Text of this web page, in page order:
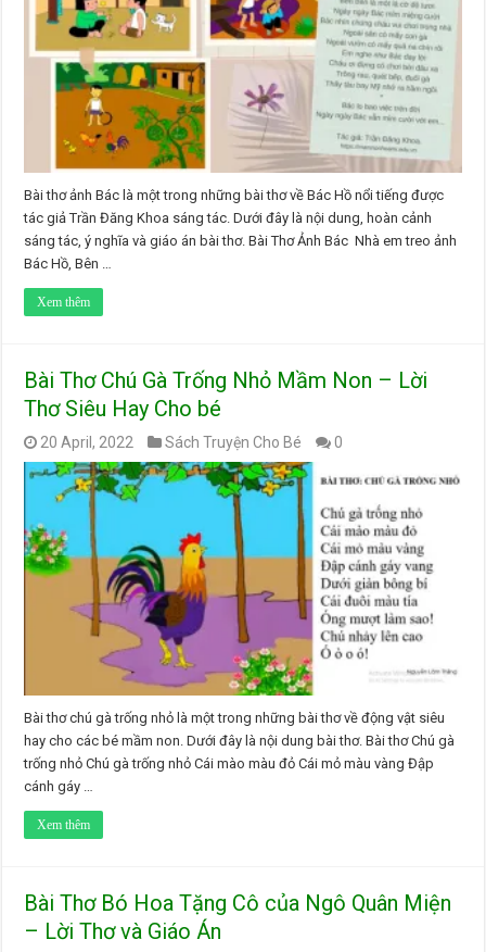
Bài thơ ảnh Bác là một trong những bài thơ về Bác Hồ nổi tiếng được
tác giả Trần Đăng Khoa sáng tác. Dưới đây là nội dung, hoàn cảnh
sáng tác, ý nghĩa và giáo án bài thơ. Bài Thơ Ảnh Bác Nhà em treo ảnh
Bác Hồ, Bên …
Xem thêm
Bài Thơ Chú Gà Trống Nhỏ Mầm Non – Lời
Thơ Siêu Hay Cho bé
20 April, 2022 Sách Truyện Cho Bé 0
Bài thơ chú gà trống nhỏ là một trong những bài thơ về động vật siêu
hay cho các bé mầm non. Dưới đây là nội dung bài thơ. Bài thơ Chú gà
trống nhỏ Chú gà trống nhỏ Cái mào màu đỏ Cái mỏ màu vàng Đập
cánh gáy …
Xem thêm
Bài Thơ Bó Hoa Tặng Cô của Ngô Quân Miện
– Lời Thơ và Giáo Án